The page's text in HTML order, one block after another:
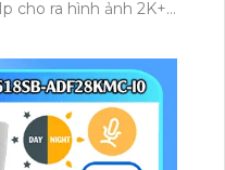
cho ra hình ảnh 2K+